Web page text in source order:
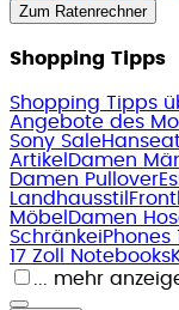
Zum Ratenrechner
Shopping Tipps
Shopping Tipps
Angebote des
Sony Sale
Artikel Damen
Damen Pullover
Landhausstil
Möbel Damen
SchränkeiPhones
17 Zoll Notebooks
... mehr